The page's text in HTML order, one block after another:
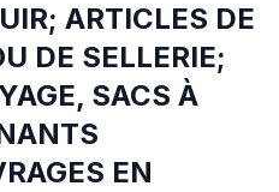
ARTICLES DE
DE SELLERIE;
SACS À
EN